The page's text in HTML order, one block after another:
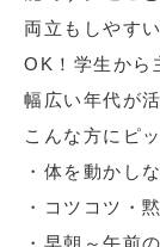
両立もしやす
OK！学生から
幅広い年代が
こんな方にピ
・体を動かし
・コツコツ・